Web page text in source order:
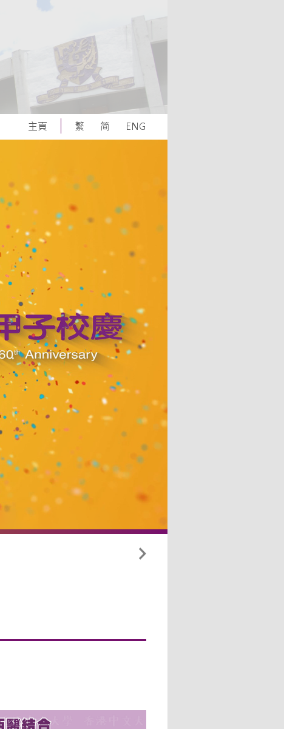
主頁 繁 简 ENG